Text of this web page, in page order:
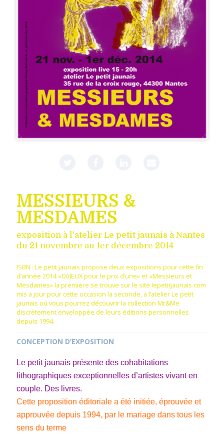
MESSIEURS &
MESDAMES
exposition à l'atelier Le petit jaunais à Nantes
du 21 novembre au 1er décembre 2014
ISBN : Le petit jaunais propose deux expositions pour cette fin
d’année 2014 «D(i)EUX pour le prix d’une» et «Messieurs et
Mesdames» la première se trouve sur le site lepetitjaunais.com
mis à jour pour cette occasion la seconde, à l’atelier Le petit
jaunais où vous pourrez découvrir la collection Mr&Me
discrètement enveloppée de leurs éditions personnelles
depuis 1994.
CONCEPTION D’EXPOSITION
Le petit jaunais présente des cohabitations
lithographiques exceptionnelles d’artistes vivant en
couple. Des livres.
Cette proposition éditoriale a été initiée, éprouvée et
approuvée depuis 1994, par le mariage dans tous les
sens du terme